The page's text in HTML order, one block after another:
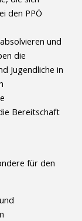
den PPÖ
und
die
Jugendliche in
Bereitschaft
für den